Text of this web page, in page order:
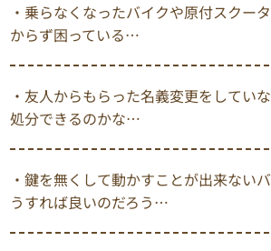
・乗らなくなったバイクや原付スクー
からず困っている…
・友人からもらった名義変更をしてい
処分できるのかな…
・鍵を無くして動かすことが出来ない
うすれば良いのだろう…